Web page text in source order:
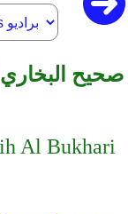
Sahih al-Bukhari صحيح البخاري